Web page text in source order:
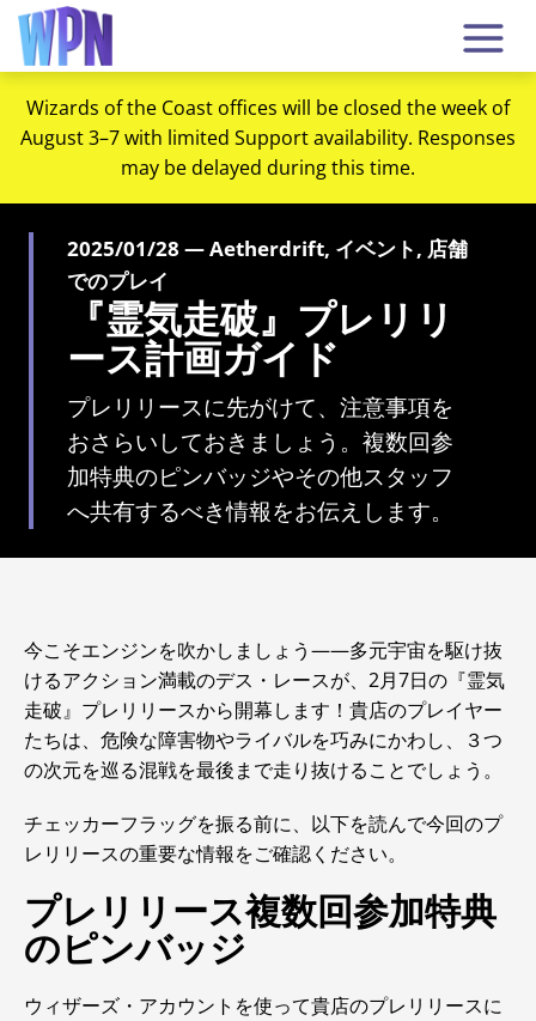
Wizards of the Coast offices will be closed the week of
August 3–7 with limited Support availability. Responses
may be delayed during this time.
2025/01/28 — Aetherdrift, イベント, 店舗
でのプレイ
『霊気走破』プレリリ
ース計画ガイド
プレリリースに先がけて、注意事項を
おさらいしておきましょう。複数回参
加特典のピンバッジやその他スタッフ
へ共有するべき情報をお伝えします。
今こそエンジンを吹かしましょう――多元宇宙を駆け抜
けるアクション満載のデス・レースが、2月7日の『霊気
走破』プレリリースから開幕します！貴店のプレイヤー
たちは、危険な障害物やライバルを巧みにかわし、３つ
の次元を巡る混戦を最後まで走り抜けることでしょう。
チェッカーフラッグを振る前に、以下を読んで今回のプ
レリリースの重要な情報をご確認ください。
プレリリース複数回参加特典
のピンバッジ
ウィザーズ・アカウントを使って貴店のプレリリースに